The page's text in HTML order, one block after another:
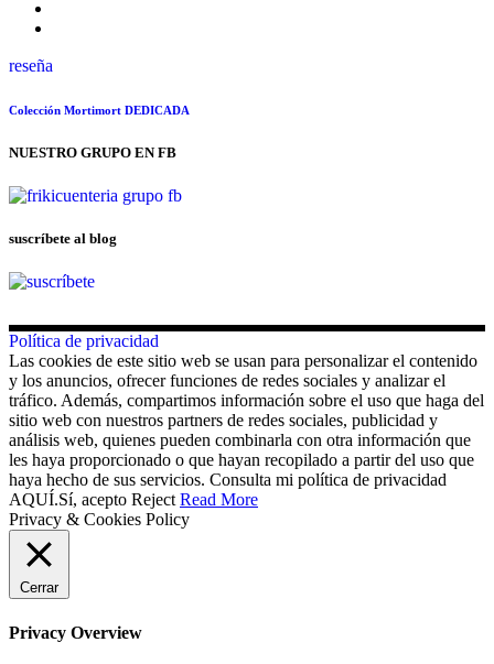
reseña
Colección Mortimort DEDICADA
NUESTRO GRUPO EN FB
suscríbete al blog
Política de privacidad
Las cookies de este sitio web se usan para personalizar el contenido
y los anuncios, ofrecer funciones de redes sociales y analizar el
tráfico. Además, compartimos información sobre el uso que haga del
sitio web con nuestros partners de redes sociales, publicidad y
análisis web, quienes pueden combinarla con otra información que
les haya proporcionado o que hayan recopilado a partir del uso que
haya hecho de sus servicios. Consulta mi política de privacidad
AQUÍ.Sí, acepto Reject Read More
Privacy & Cookies Policy
Cerrar
Privacy Overview